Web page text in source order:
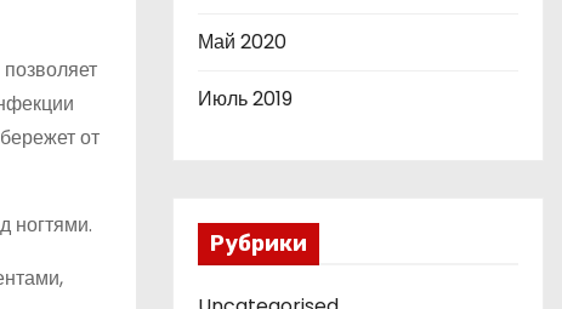
от
ногтями.
Май 2020
Июль 2019
Рубрики